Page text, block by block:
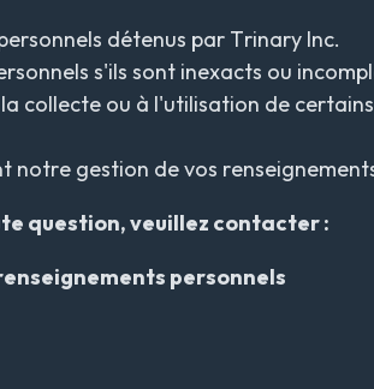
détenus par Trinary Inc.
s'ils sont inexacts ou
collecte ou à l'utilisation de
notre gestion de vos
question, veuillez contacter :
personnels